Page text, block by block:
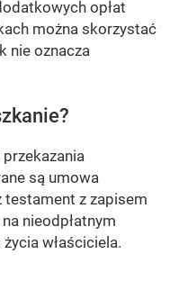
opłat
można skorzystać
nie oznacza
są umowa
testament z zapisem
nieodpłatnym
właściciela.